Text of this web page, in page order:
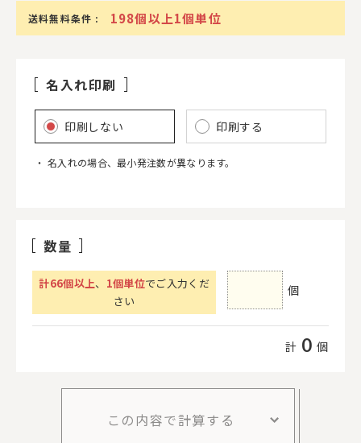
送料無料条件 : 198個以上1個単位
名入れ印刷
印刷しない 印刷する
名入れの場合、最小発注数が異なります。
数量
計66個以上、 1個単位でご入力くだ
さい
個
計 0 個
この内容で計算する